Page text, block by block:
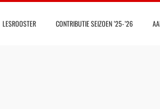
LESROOSTER CONTRIBUTIE SEIZOEN ’25-’26